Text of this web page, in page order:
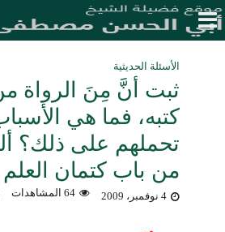
الأسئلة الحديثية
ثبت أنَّ مِنَ الرواة
كتبه، فما هي
تحملهم على ذلك؟
من باب كتمان
4 نوفمبر، 2009 64 المشاهدات